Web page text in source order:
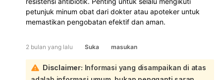
petunjuk minum obat dari dokter atau apoteker untuk
memastikan pengobatan efektif dan aman.
2 bulan yang lalu Suka masukan
Disclaimer: Informasi yang disampaikan di atas